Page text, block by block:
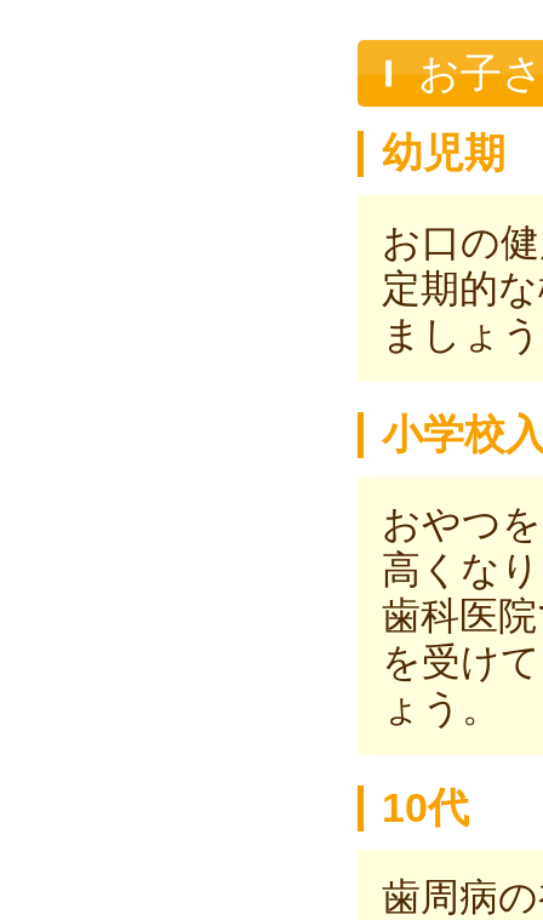
お子
幼児期
お口の
定期的
ましょ
小学校
おやつ
高くな
歯科医
を受け
ょう。
10代
歯周病